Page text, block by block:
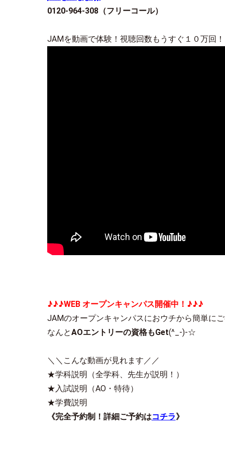
0120-964-308（フリーコール）
JAMを動画で体験！視聴回数もうすぐ１０万回
♪♪♪WEB オープンキャンパス開催中！ ♪♪♪
JAMのオープンキャンパスにおウチから簡単にご
なんとAOエントリーの資格もGet(^_-)-☆
＼＼こんな動画が見れます／／
★学科説明（全学科、先生が説明！）
★入試説明（AO・特待）
★学費説明
《完全予約制！詳細ご予約はコチラ》